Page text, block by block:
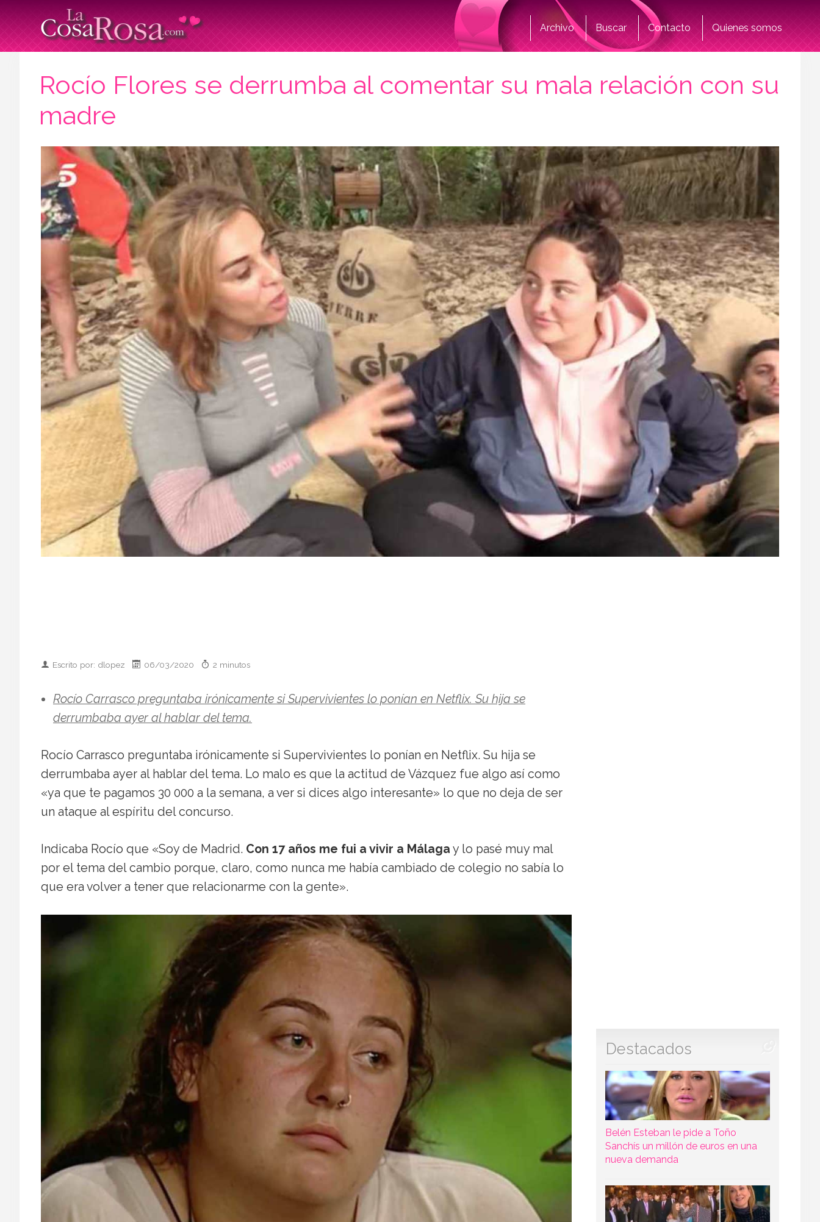
Archivo Buscar Contacto Quienes somos
Rocío Flores se derrumba al comentar su mala relación con su
madre
Escrito por: dlopez 06/03/2020 2 minutos
Rocío Carrasco preguntaba irónicamente si Supervivientes lo ponían en Netflix. Su hija se
derrumbaba ayer al hablar del tema.
Rocío Carrasco preguntaba irónicamente si Supervivientes lo ponían en Netflix. Su hija se
derrumbaba ayer al hablar del tema. Lo malo es que la actitud de Vázquez fue algo así como
«ya que te pagamos 30 000 a la semana, a ver si dices algo interesante» lo que no deja de ser
un ataque al espíritu del concurso.
Indicaba Rocío que «Soy de Madrid. Con 17 años me fui a vivir a Málaga y lo pasé muy mal
por el tema del cambio porque, claro, como nunca me había cambiado de colegio no sabía lo
que era volver a tener que relacionarme con la gente».
Destacados
Belén Esteban le pide a Toño
Sanchís un millón de euros en una
nueva demanda